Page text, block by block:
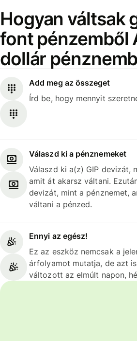
Hogyan váltsak
font pénzemből
dollár
Add meg az összeget
Írd be, hogy mennyit
Válaszd ki a pénznemeket
Válaszd ki a(z) GIP devizát,
amit át akarsz váltani.
devizát, mint a pénznemet,
váltani a pénzed.
Ennyi az egész!
Ez az eszköz nemcsak a
árfolyamot mutatja, de azt
változott az elmúlt napon,